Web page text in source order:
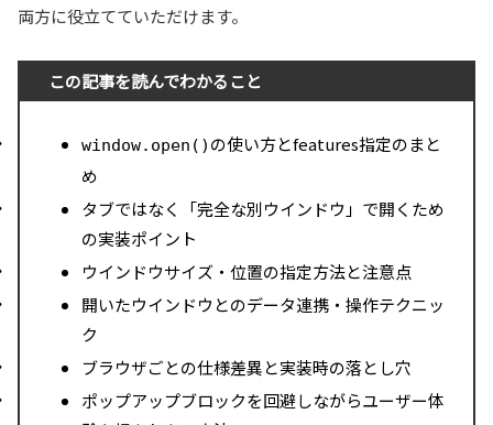
両方に役立てていただけます。
この記事を読んでわかること
window.open() の使い方とfeatures指定のまと
め
タブではなく「完全な別ウインドウ」で開くため
の実装ポイント
ウインドウサイズ・位置の指定方法と注意点
開いたウインドウとのデータ連携・操作テクニッ
ク
ブラウザごとの仕様差異と実装時の落とし穴
ポップアップブロックを回避しながらユーザー体